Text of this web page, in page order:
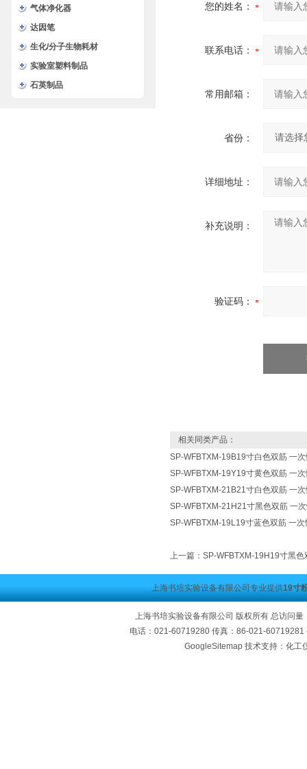
气体净化器
达因笔
生化/分子生物耗材
实验室塑料制品
石英制品
您的姓名：
联系电话：
常用邮箱：
省份：
详细地址：
补充说明：
验证码：
相关同类产品：
SP-WFBTXM-19B19寸白色双筋 一
SP-WFBTXM-19Y19寸黄色双筋 一
SP-WFBTXM-21B21寸白色双筋 一
SP-WFBTXM-21H21寸黑色双筋 一
SP-WFBTXM-19L19寸蓝色双筋 一
上一篇： SP-WFBTXM-19H19寸黑
上海书培实验设备有限公司专业提供19寸
上海书培实验设备有限公司 版权所有 总访问量
电话：021-60719280 传真：86-021-
GoogleSitemap技术支持：化工